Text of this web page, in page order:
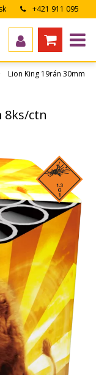
+421 911 095
Lion King 19rán 30mm
8ks/ctn